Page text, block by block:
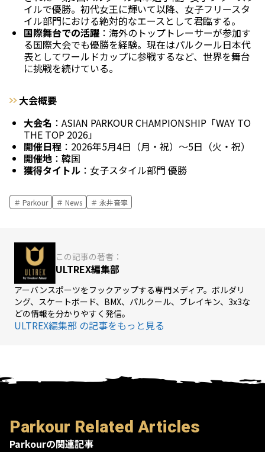
イルで優勝。初代女王に輝いて以降、女子フリースタ
イル部門における絶対的なエースとして君臨する。
国際舞台での活躍 ：海外のトップトレーサーが参加す
る国際大会でも優勝を経験。現在はパルクール日本代
表としてワールドカップに参戦するなど、世界を舞台
に挑戦を続けている。
大会概要
大会名 ：ASIAN PARKOUR CHAMPIONSHIP「WAY TO
THE TOP 2026」
開催日程 ：2026年5月4日（月・祝）～5日（火・祝）
開催地 ：韓国
獲得タイトル ：女子スタイル部門 優勝
Parkour News 永井音寧
この記事の著者：
ULTREX編集部
アーバンスポーツをフックアップする専門メディア。ボルダリ
ング、スケートボード、BMX、パルクール、ブレイキン、3x3な
どの情報を分かりやすく発信。
ULTREX編集部 の記事をもっと見る
Parkour Related Articles
Parkourの関連記事